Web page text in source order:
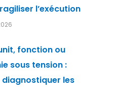
l’exécution
fonction ou
sous tension :
les